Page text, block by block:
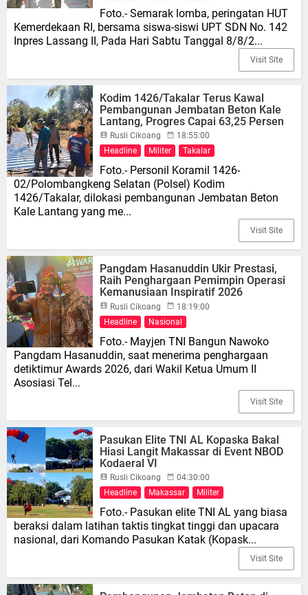
Foto.- Semarak lomba, peringatan HUT
Kemerdekaan RI, bersama siswa-siswi UPT SDN No. 142
Inpres Lassang II, Pada Hari Sabtu Tanggal 8/8/2...
Visit Site
Kodim 1426/Takalar Terus Kawal
Pembangunan Jembatan Beton Kale
Lantang, Progres Capai 63,25 Persen
Rusli Cikoang
18:55:00
Headline
Militer Takalar
Foto.- Personil Koramil 1426-
02/Polombangkeng Selatan (Polsel) Kodim
1426/Takalar, dilokasi pembangunan Jembatan Beton
Kale Lantang yang me...
Visit Site
Pangdam Hasanuddin Ukir Prestasi,
Raih Penghargaan Pemimpin Operasi
Kemanusiaan Inspiratif 2026
Rusli Cikoang
18:19:00
Headline
Nasional
Foto.- Mayjen TNI Bangun Nawoko
Pangdam Hasanuddin, saat menerima penghargaan
detiktimur Awards 2026, dari Wakil Ketua Umum II
Asosiasi Tel...
Visit Site
Pasukan Elite TNI AL Kopaska Bakal
Hiasi Langit Makassar di Event NBOD
Kodaeral VI
Rusli Cikoang
04:30:00
Headline
Makassar Militer
Foto.- Pasukan elite TNI AL yang biasa
beraksi dalam latihan taktis tingkat tinggi dan upacara
nasional, dari Komando Pasukan Katak (Kopask...
Visit Site